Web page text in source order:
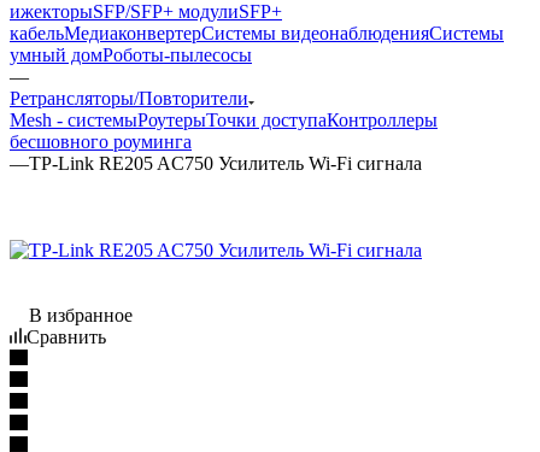
ижекторыSFP/SFP+ модулиSFP+
кабельМедиаконвертерСистемы видеонаблюденияСистемы
умный домРоботы-пылесосы
—
Ретрансляторы/Повторители
Mesh - системыРоутерыТочки доступаКонтроллеры
бесшовного роуминга
—TP-Link RE205 AC750 Усилитель Wi-Fi сигнала
В избранное
Сравнить